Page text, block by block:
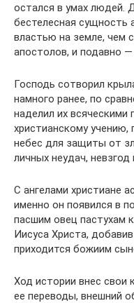
остался в умах людей.
бестелесная сущность
властью на земле, чем
апостолов, и подавно ―
Господь сотворил
намного ранее, по
наделил их всяческими
христианскому
небес для защиты от
личных неудач, невзгод
С ангелами христиане
именно он появился в
пасшим овец пастухам
Иисуса Христа,
приходится божиим
Ход истории внес свои
ее переводы, внешний